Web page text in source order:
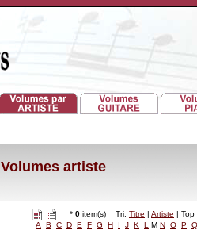
Volumes artiste
* 0 item(s) Tri: Titre | Artiste |
A
B C D E F G H I J K L M N O P Q